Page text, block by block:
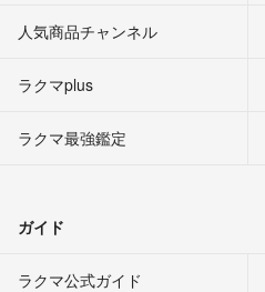
人気商品チャンネル
ラクマplus
ラクマ最強鑑定
ガイド
ラクマ公式ガイド